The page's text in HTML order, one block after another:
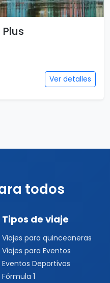
Ver detalles
todos
Tipos de viaje
Viajes para quinceaneras
Viajes para Eventos
Eventos Deportivos
Fórmula 1